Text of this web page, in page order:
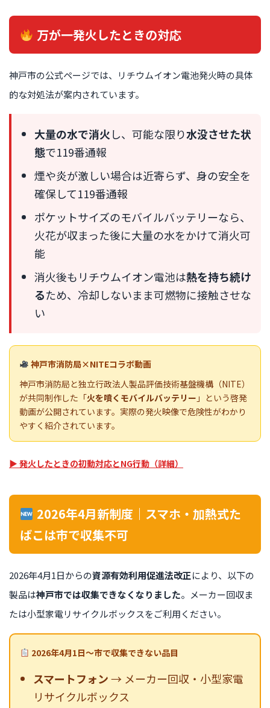
万が一発火したときの対応
神戸市の公式ページでは、リチウムイオン電池発火時の具体
的な対処法が案内されています。
大量の水で消火し、可能な限り水没させた状
態で119番通報
煙や炎が激しい場合は近寄らず、身の安全を
確保して119番通報
ポケットサイズのモバイルバッテリーなら、
火花が収まった後に大量の水をかけて消火可
能
消火後もリチウムイオン電池は熱を持ち続け
るため、冷却しないまま可燃物に接触させな
い
神戸市消防局×NITEコラボ動画
神戸市消防局と独立行政法人製品評価技術基盤機構（NITE）
が共同制作した「火を噴くモバイルバッテリー 」という啓発
動画が公開されています。実際の発火映像で危険性がわかり
やすく紹介されています。
▶ 発火したときの初動対応とNG行動（詳細）
2026年4月新制度｜スマホ・加熱式た
ばこは市で収集不可
2026年4月1日からの資源有効利用促進法改正により、以下の
製品は神戸市では収集できなくなりました。メーカー回収ま
たは小型家電リサイクルボックスをご利用ください。
2026年4月1日〜市で収集できない品目
スマートフォン→ メーカー回収・小型家電
リサイクルボックス